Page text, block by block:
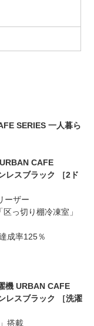
SERIES 一人暮ら
CAFE
レスブラック ［2ド
ーザー
っ切り棚冷凍室」
成率125％
機 URBAN CAFE
レスブラック ［洗濯
搭載